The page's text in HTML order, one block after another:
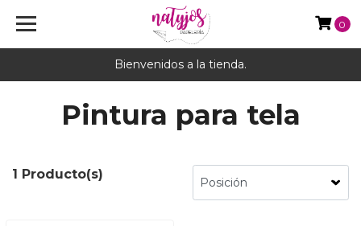
Bienvenidos a la tienda.
0
Pintura para tela
1 Producto(s)